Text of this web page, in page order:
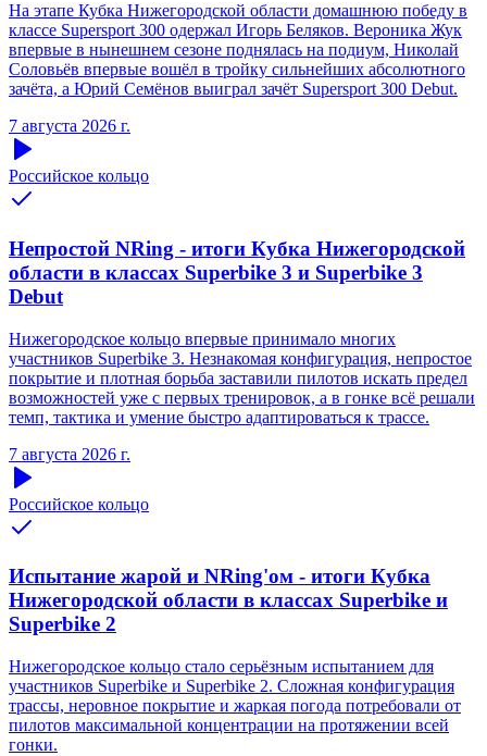
На этапе Кубка Нижегородской области домашнюю победу в
классе Supersport 300 одержал Игорь Беляков. Вероника Жук
впервые в нынешнем сезоне поднялась на подиум, Николай
Соловьёв впервые вошёл в тройку сильнейших абсолютного
зачёта, а Юрий Семёнов выиграл зачёт Supersport 300 Debut.
7 августа 2026 г.
Российское кольцо
Непростой NRing - итоги Кубка Нижегородской
области в классах Superbike 3 и Superbike 3
Debut
Нижегородское кольцо впервые принимало многих
участников Superbike 3. Незнакомая конфигурация, непростое
покрытие и плотная борьба заставили пилотов искать предел
возможностей уже с первых тренировок, а в гонке всё решали
темп, тактика и умение быстро адаптироваться к трассе.
7 августа 2026 г.
Российское кольцо
Испытание жарой и NRing'ом - итоги Кубка
Нижегородской области в классах Superbike и
Superbike 2
Нижегородское кольцо стало серьёзным испытанием для
участников Superbike и Superbike 2. Сложная конфигурация
трассы, неровное покрытие и жаркая погода потребовали от
пилотов максимальной концентрации на протяжении всей
гонки.